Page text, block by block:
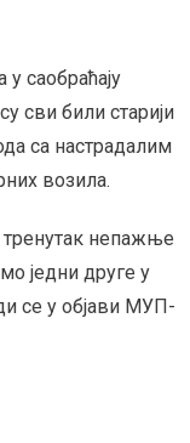
саобраћају
сви били старији
са настрадалим
возила.
непажње
једни друге у
се у објави МУП-